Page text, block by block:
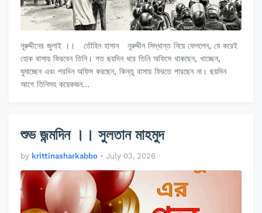
নূরুদ্দীনের জুলাই ।। তৌহিন হাসান নূরুদ্দীন সিদ্ধান্ত নিয়ে ফেললেন, যে করেই
হোক বাসায় ফিরবেন তিনি। গত ছয়দিন ধরে তিনি অফিসে থাকছেন, খাচ্ছেন,
ঘুমাচ্ছেন এবং পরদিন অফিস করছেন, কিন্তু বাসায় ফিরতে পারছেন না। ছয়দিন
আগে তিনিসহ কয়েকজন…
শুভ জন্মদিন ।। সুলতান মাহমুদ
by krittinasharkabbo • July 03, 2026